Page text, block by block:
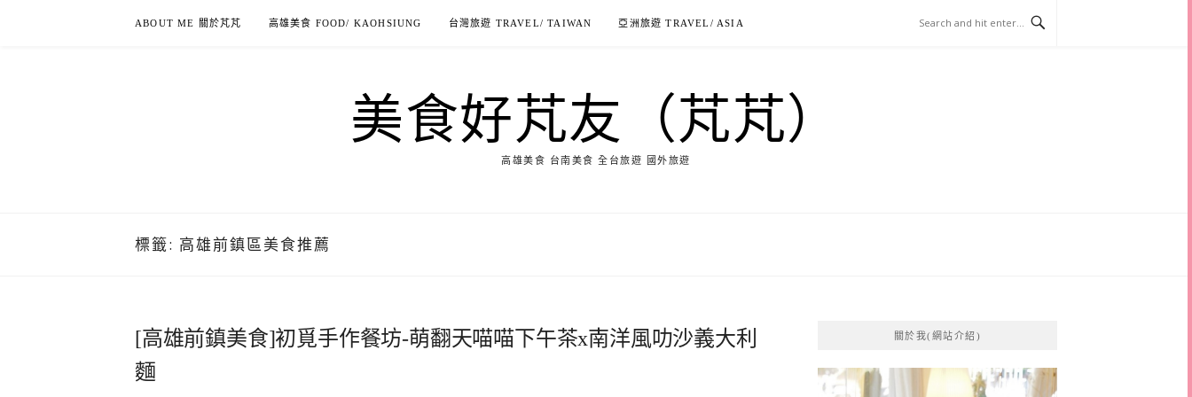
ABOUT ME 關於芃芃 高雄美食 FOOD/ KAOHSIUNG 台灣旅遊 TRAVEL/ TAIWAN 亞洲旅遊 TRAVEL/ ASIA
美食好芃友（芃芃）
高雄美食 台南美食 全台旅遊 國外旅遊
標籤: 高雄前鎮區美食推薦
[高雄前鎮美食]初覓手作餐坊-萌翻天喵喵下午茶x南洋風叻沙義大利
麵
關於我(網站介紹)